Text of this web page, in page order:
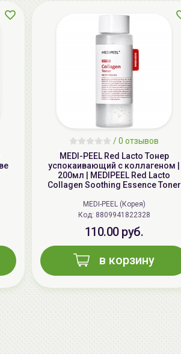
/0 отзывов
MEDI-PEEL Red Lacto Тонер
успокаивающий с коллагеном |
200мл | MEDIPEEL Red Lacto
Collagen Soothing Essence Toner
MEDI-PEEL (Корея)
Код: 8809941822328
110.00 руб.
в корзину